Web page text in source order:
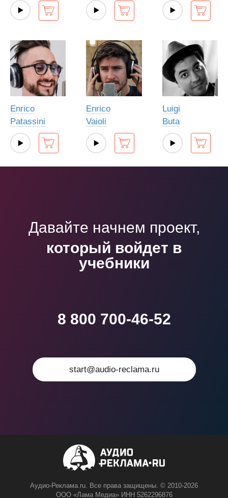
Enrico
Patassini
Enrico
Vaioli
Luigi
Buta
Давайте начнем проект,
который войдет в
учебники
8 800 700-46-52
start@audio-reclama.ru
Аудио-Реклама.ru. Все права защищены. © 2010-2026
ООО «Лама Медиа» ИНН 5262296876